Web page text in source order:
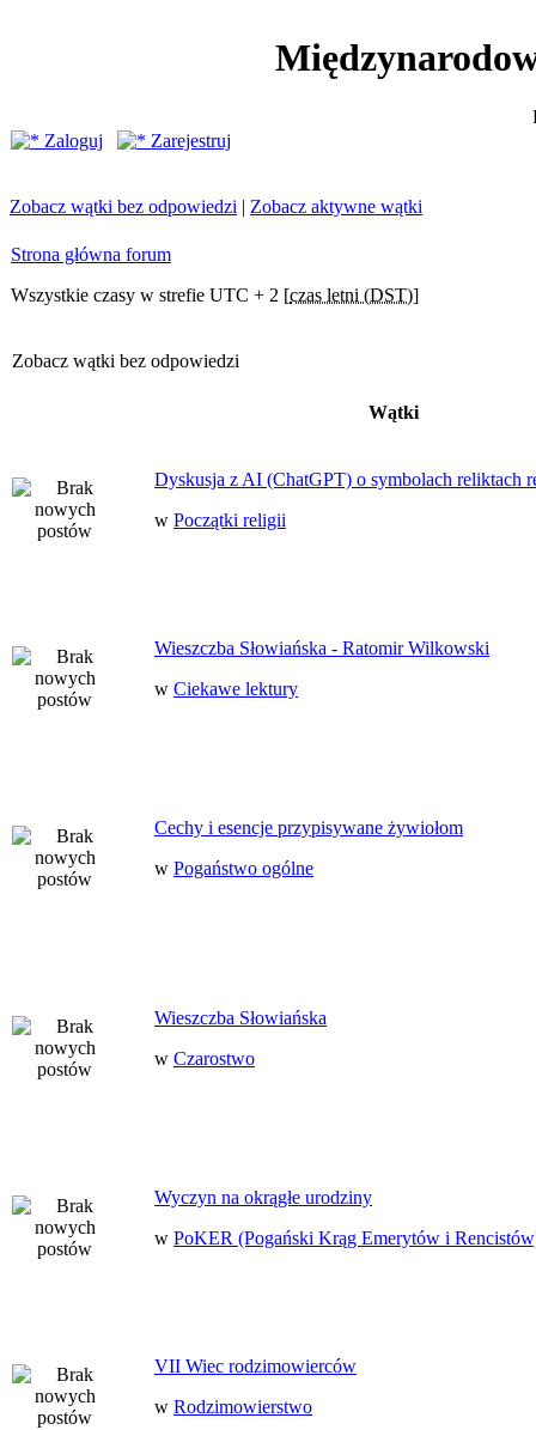
Zaloguj
Zarejestruj
Zobacz wątki bez odpowiedzi | Zobacz aktywne wątki
Strona główna forum
Wszystkie czasy w strefie UTC + 2 [czas letni (DST)]
Zobacz wątki bez odpowiedzi
Wątki
Dyskusja z AI (ChatGPT) o symbolach reliktach
w Początki religii
Wieszczba Słowiańska - Ratomir Wilkowski
w Ciekawe lektury
Cechy i esencje przypisywane żywiołom
w Pogaństwo ogólne
Wieszczba Słowiańska
w Czarostwo
Wyczyn na okrągłe urodziny
w PoKER (Pogański Krąg Emerytów i
VII Wiec rodzimowierców
w Rodzimowierstwo